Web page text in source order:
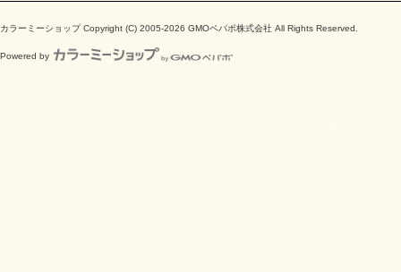
カラーミーショップCopyright (C) 2005-2026 GMOペパボ株式会社 All Rights Reserved.
Powered by